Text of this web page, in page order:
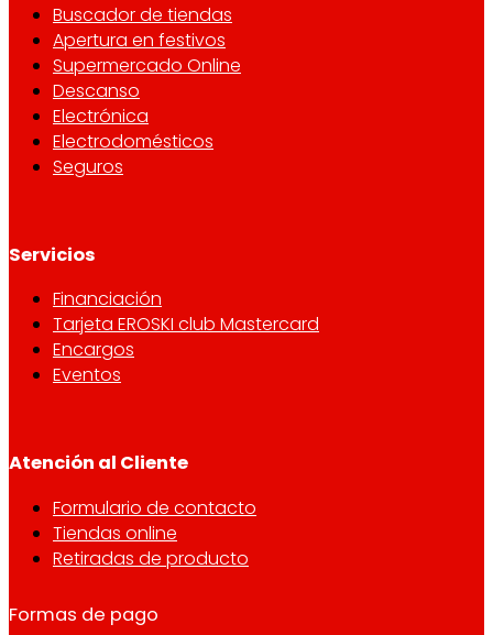
Buscador de tiendas
Apertura en festivos
Supermercado Online
Descanso
Electrónica
Electrodomésticos
Seguros
Servicios
Financiación
Tarjeta EROSKI club Mastercard
Encargos
Eventos
Atención al Cliente
Formulario de contacto
Tiendas online
Retiradas de producto
Formas de pago